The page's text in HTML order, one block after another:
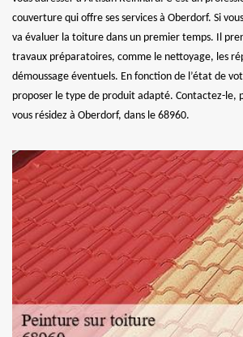
couverture qui offre ses services à Oberdorf. Si
va évaluer la toiture dans un premier temps. Il
travaux préparatoires, comme le nettoyage, les
démoussage éventuels. En fonction de l’état de
proposer le type de produit adapté. Contactez-le,
vous résidez à Oberdorf, dans le 68960.